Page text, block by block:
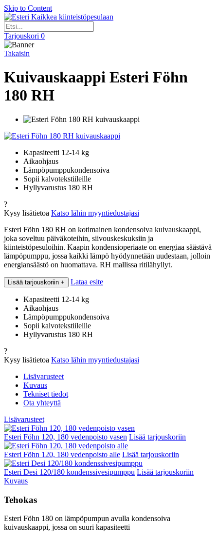
Skip to Content
Kaikkea kiinteistöpesulaan
Tarjouskori 0
Takaisin
Kuivauskaappi Esteri Föhn
180 RH
Kapasiteetti 12-14 kg
Aikaohjaus
Lämpöpumppukondensoiva
Sopii kalvotekstiileille
Hyllyvarustus 180 RH
?
Kysy lisätietoa Katso lähin myyntiedustajasi
Esteri Föhn 180 RH on kotimainen kondensoiva kuivauskaappi,
joka soveltuu päiväkoteihin, siivouskeskuksiin ja
kiinteistöpesuloihin. Kaapin kondensioperiaate on energiaa säästävä
lämpöpumppu, jossa kaikki lämpö hyödynnetään uudestaan, jolloin
energiansäästö on huomattava. RH mallissa ritilähyllyt.
Lisää tarjouskoriin + Lataa esite
Kapasiteetti 12-14 kg
Aikaohjaus
Lämpöpumppukondensoiva
Sopii kalvotekstiileille
Hyllyvarustus 180 RH
?
Kysy lisätietoa Katso lähin myyntiedustajasi
Lisävarusteet
Kuvaus
Tekniset tiedot
Ota yhteyttä
Lisävarusteet
Esteri Föhn 120, 180 vedenpoisto vasen Lisää tarjouskoriin
Esteri Föhn 120, 180 vedenpoisto alle Lisää tarjouskoriin
Esteri Desi 120/180 kondenssivesipumppu Lisää tarjouskoriin
Kuvaus
Tehokas
Esteri Föhn 180 on lämpöpumpun avulla kondensoiva
kuivauskaappi, jossa on suuri kapasiteetti